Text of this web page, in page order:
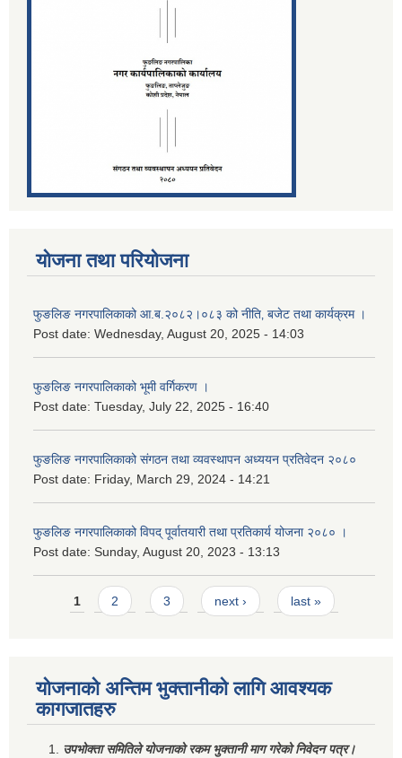
योजना तथा परियोजना
फुङलिङ नगरपालिकाको आ.ब.२०८२।०८३ को नीति‚ बजेट तथा कार्यक्रम ।
Post date: Wednesday, August 20, 2025 - 14:03
फुङलिङ नगरपालिकाको भूमी वर्गिकरण ।
Post date: Tuesday, July 22, 2025 - 16:40
फुङलिङ नगरपालिकाको संगठन तथा व्यवस्थापन अध्ययन प्रतिवेदन २०८०
Post date: Friday, March 29, 2024 - 14:21
फुङलिङ नगरपालिकाको विपद् पूर्वातयारी तथा प्रतिकार्य योजना २०८० ।
Post date: Sunday, August 20, 2023 - 13:13
Pages
1 2 3 next › last »
योजनाको अन्तिम भुक्तानीको लागि आवश्यक
कागजातहरु
उपभोक्ता समितिले योजनाको रकम भुक्तानी माग गरेको निवेदन पत्र।